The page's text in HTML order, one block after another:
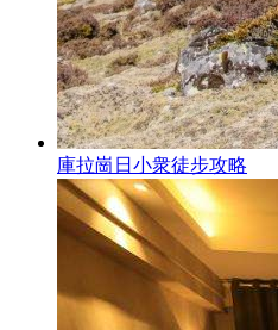
庫拉崗日小衆徒步攻略